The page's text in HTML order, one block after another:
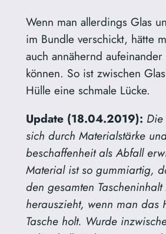
Wenn man allerdings Glas
im Bundle verschickt, hätte
auch annähernd
können. So ist zwischen
Hülle eine schmale Lücke.
Update (18.04.2019):
sich durch Materialstärke
beschaffenheit als Abfall
Material ist so gummiartig,
den gesamten Tascheninhalt
herauszieht, wenn man das
Tasche holt. Wurde